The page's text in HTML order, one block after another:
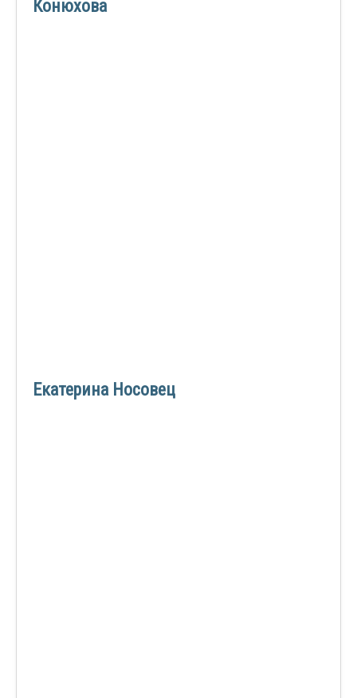
Конюхова
Екатерина Носовец